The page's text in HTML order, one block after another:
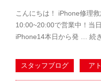
こんにちは！ iPhone修理
10:00~20:00で営業中！当
iPhone14本日から発 … 続
スタッフブログ ア